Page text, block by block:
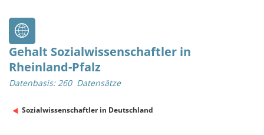
Gehalt Sozialwissenschaftler in
Rheinland-Pfalz
Datenbasis: 260 Datensätze
Sozialwissenschaftler in Deutschland